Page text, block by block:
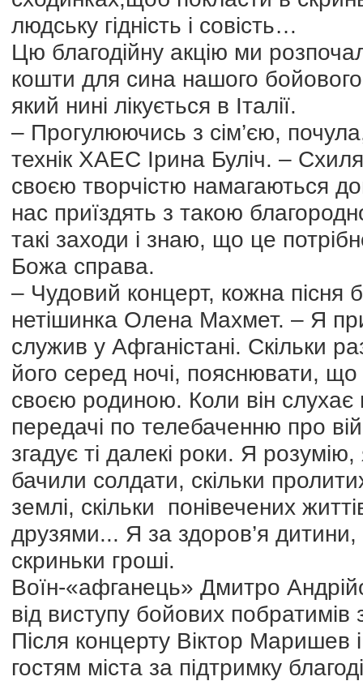
людську гідність і совість…
Цю благодійну акцію ми
кошти для сина нашого
який нині лікується в Італії.
– Прогулюючись з сім’єю,
технік ХАЕС Ірина Буліч. –
своєю творчістю намагаються
нас приїздять з такою
такі заходи і знаю, що це
Божа справа.
– Чудовий концерт, кожна пісня
нетішинка Олена Махмет. – Я
служив у Афганістані. Скільки
його серед ночі, пояснювати,
своєю родиною. Коли він слухає
передачі по телебаченню про
згадує ті далекі роки. Я
бачили солдати, скільки
землі, скільки понівечених
друзями... Я за здоров’я
скриньки гроші.
Воїн-«афганець» Дмитро
від виступу бойових
Після концерту Віктор Маришев
гостям міста за підтримку